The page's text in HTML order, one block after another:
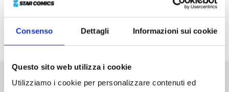
Consenso Dettagli Informazioni sui cookie
Questo sito web utilizza i cookie
Utilizziamo i cookie per personalizzare contenuti ed
piano di vendetta contro Shigoku. Una strana
decide comunque di gettarsi tra le fiamme...